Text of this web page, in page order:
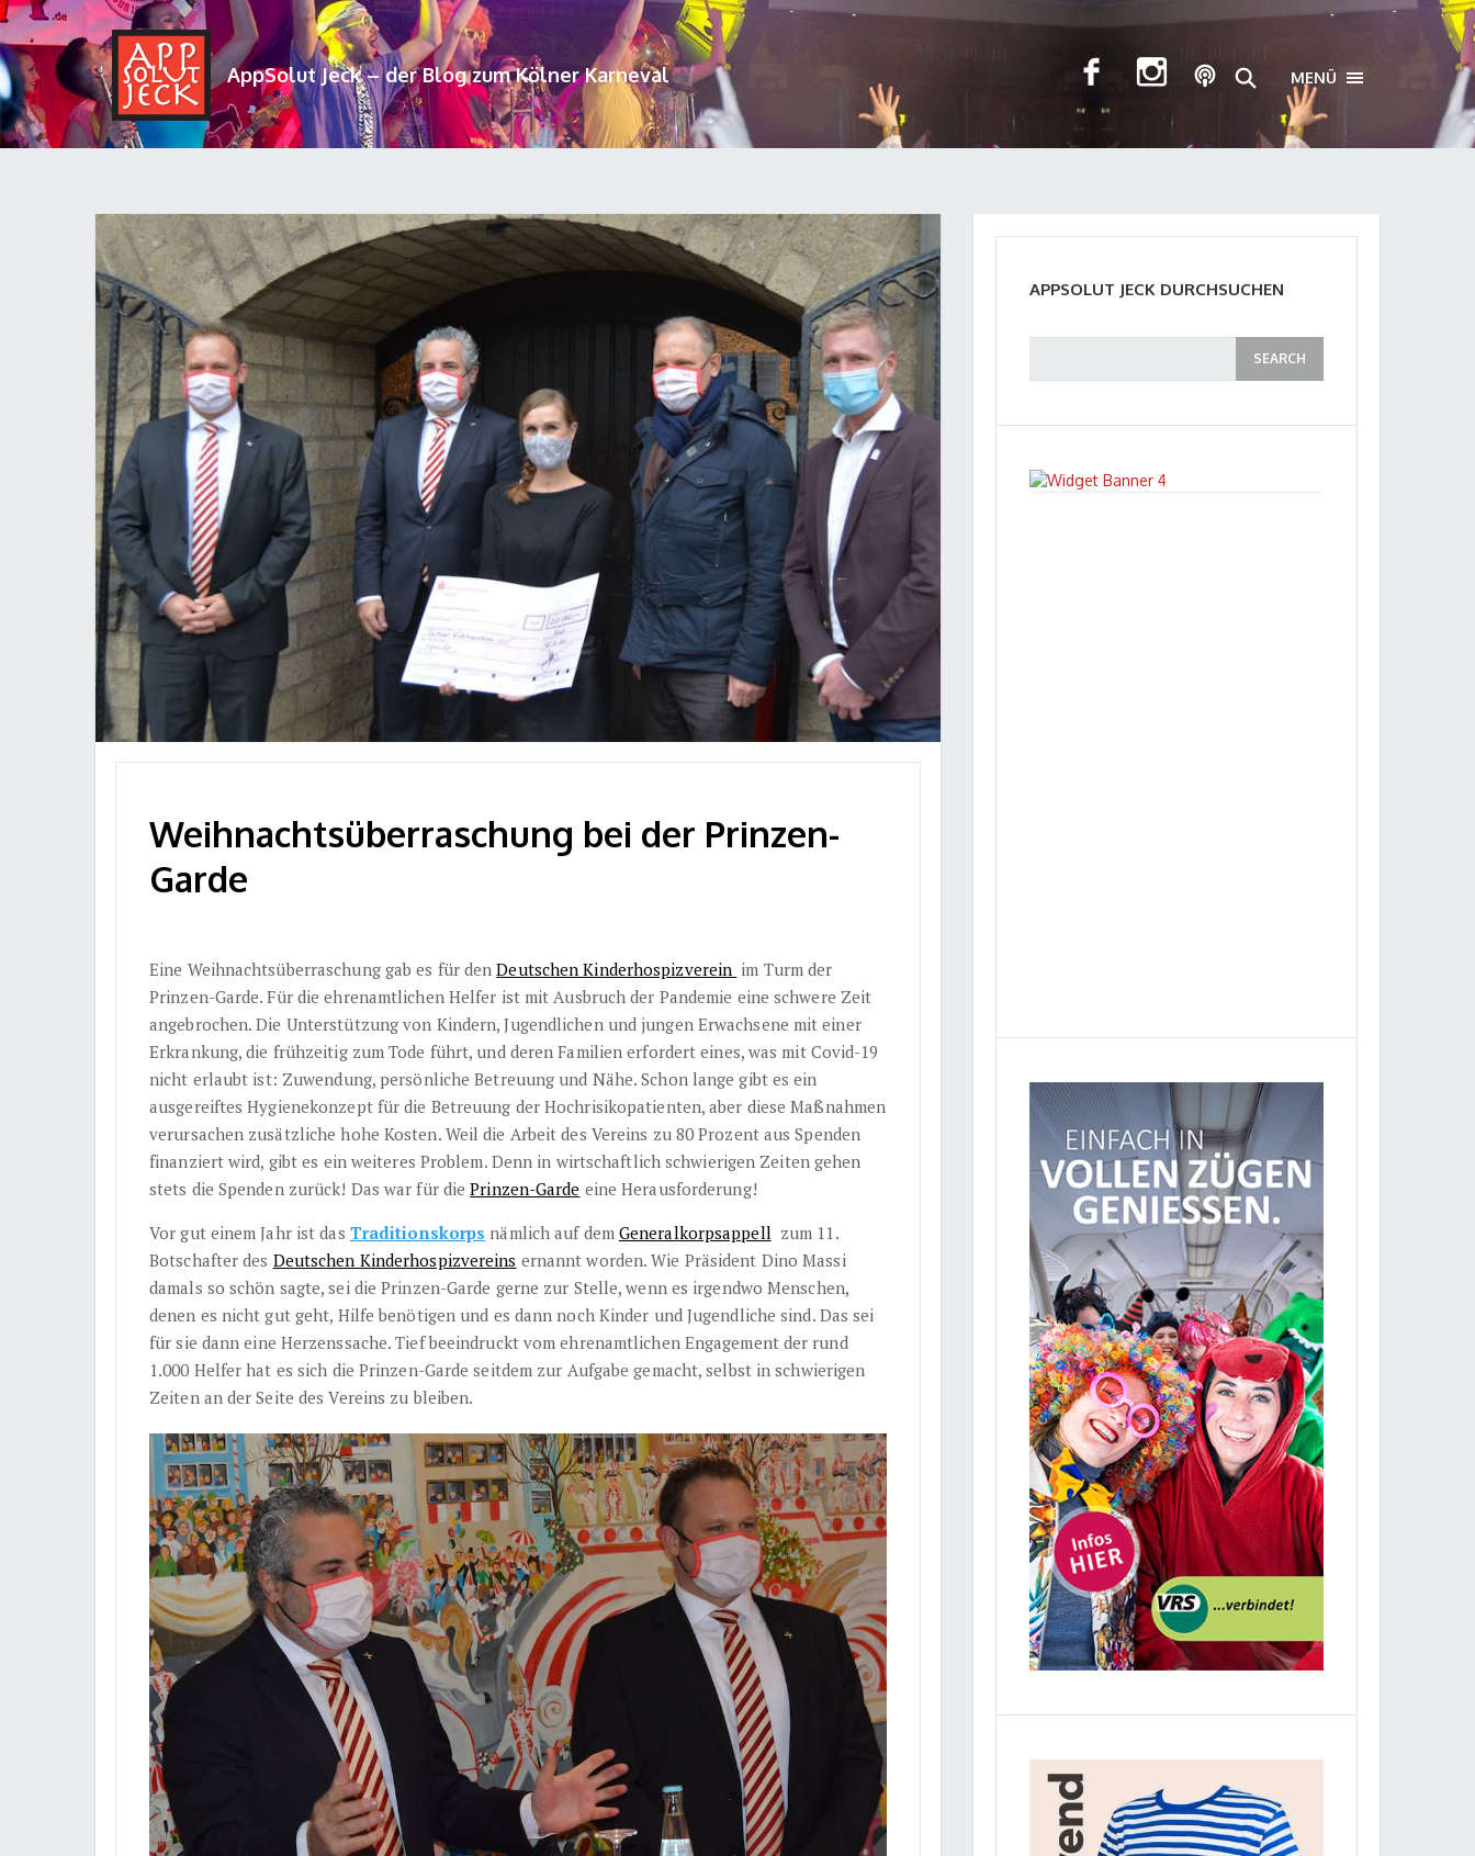
AppSolut Jeck – der Blog zum Kölner Karneval MENÜ TOGGLE
Weihnachtsüberraschung bei der Prinzen-
Garde
Eine Weihnachtsüberraschung gab es für denDeutschen Kinderhospizverein im Turm der
Prinzen-Garde. Für die ehrenamtlichen Helfer ist mit Ausbruch der Pandemie eine schwere Zeit
angebrochen. Die Unterstützung von Kindern, Jugendlichen und jungen Erwachsene mit einer
Erkrankung, die frühzeitig zum Tode führt, und deren Familien erfordert eines, was mit Covid-19
nicht erlaubt ist: Zuwendung, persönliche Betreuung und Nähe. Schon lange gibt es ein
ausgereiftes Hygienekonzept für die Betreuung der Hochrisikopatienten, aber diese Maßnahmen
verursachen zusätzliche hohe Kosten. Weil die Arbeit des Vereins zu 80 Prozent aus Spenden
finanziert wird, gibt es ein weiteres Problem. Denn in wirtschaftlich schwierigen Zeiten gehen
stets die Spenden zurück! Das war für diePrinzen-Garde eine Herausforderung!
Vor gut einem Jahr ist das Traditionskorps nämlich auf dem Generalkorpsappell zum 11.
Botschafter des Deutschen Kinderhospizvereins ernannt worden. Wie Präsident Dino Massi
damals so schön sagte, sei die Prinzen-Garde gerne zur Stelle, wenn es irgendwo Menschen,
denen es nicht gut geht, Hilfe benötigen und es dann noch Kinder und Jugendliche sind. Das sei
für sie dann eine Herzenssache. Tief beeindruckt vom ehrenamtlichen Engagement der rund
1.000 Helfer hat es sich die Prinzen-Garde seitdem zur Aufgabe gemacht, selbst in schwierigen
Zeiten an der Seite des Vereins zu bleiben.
APPSOLUT JECK DURCHSUCHEN